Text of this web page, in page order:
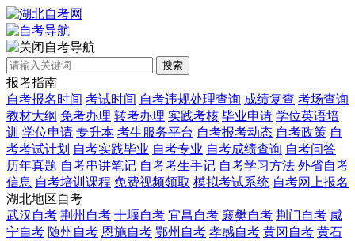
自考导航
搜索
报考指南
自考报名时间 考试时间 自考违规处理查询 成绩复查 考场查询
教材大纲 免考办理 转考办理 实践考核 毕业申请 学位英语培
训 学位申请 专升本 考生服务平台 自考报考动态 自考政策 自
考考试计划 自考实践毕业 自考专业 自考成绩查询 自考问答
历年真题 自考串讲笔记 自考考生手记 自考学习方法 外省自考
信息 自考培训课程 免费视频领取 模拟考试系统 自考网上报名
湖北地区自考
武汉自考 荆州自考 十堰自考 宜昌自考 襄樊自考 荆门自考 咸
宁自考 随州自考 恩施自考 鄂州自考 孝感自考 黄冈自考 黄石